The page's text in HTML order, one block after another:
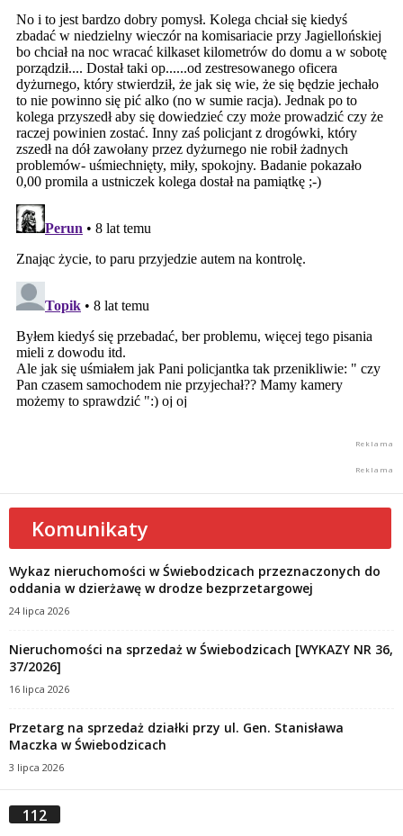
Komunikaty
Wykaz nieruchomości w Świebodzicach przeznaczonych do
oddania w dzierżawę w drodze bezprzetargowej
24 lipca 2026
Nieruchomości na sprzedaż w Świebodzicach [WYKAZY NR 36,
37/2026]
16 lipca 2026
Przetarg na sprzedaż działki przy ul. Gen. Stanisława
Maczka w Świebodzicach
3 lipca 2026
112